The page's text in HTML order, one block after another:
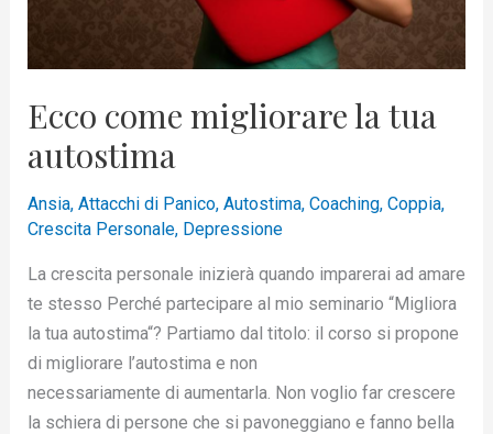
Ecco come migliorare la tua
autostima
Ansia, Attacchi di Panico, Autostima, Coaching, Coppia,
Crescita Personale, Depressione
La crescita personale inizierà quando imparerai ad amare
te stesso Perché partecipare al mio seminario “Migliora
la tua autostima“? Partiamo dal titolo: il corso si propone
di migliorare l’autostima e non
necessariamente di aumentarla. Non voglio far crescere
la schiera di persone che si pavoneggiano e fanno bella